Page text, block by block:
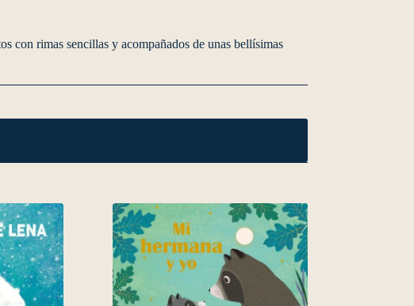
con rimas sencillas y acompañados de unas bellísimas